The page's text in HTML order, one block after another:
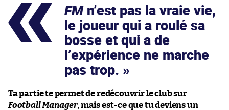
FMn’est pas la vraie vie,
le joueur qui a roulé sa
bosse et qui a de
l’expérience ne marche
pas trop.
Ta partie te permet de redécouvrir le club sur
Football Manager, mais est-ce que tu deviens un